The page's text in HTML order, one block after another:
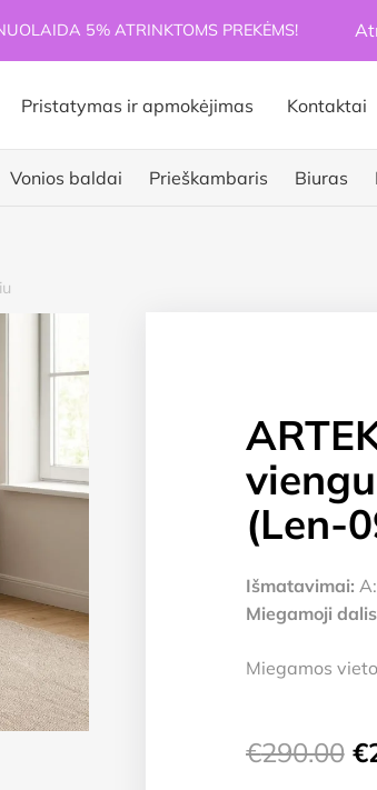
5% ATRINKTOMS PREKĖMS!
Pristatymas ir apmokėjimas Kontaktai
Vonios baldai Prieškambaris Biuras
(Len-
Išmatavimai:
Miegamoji
Miegamos
€290.00 €